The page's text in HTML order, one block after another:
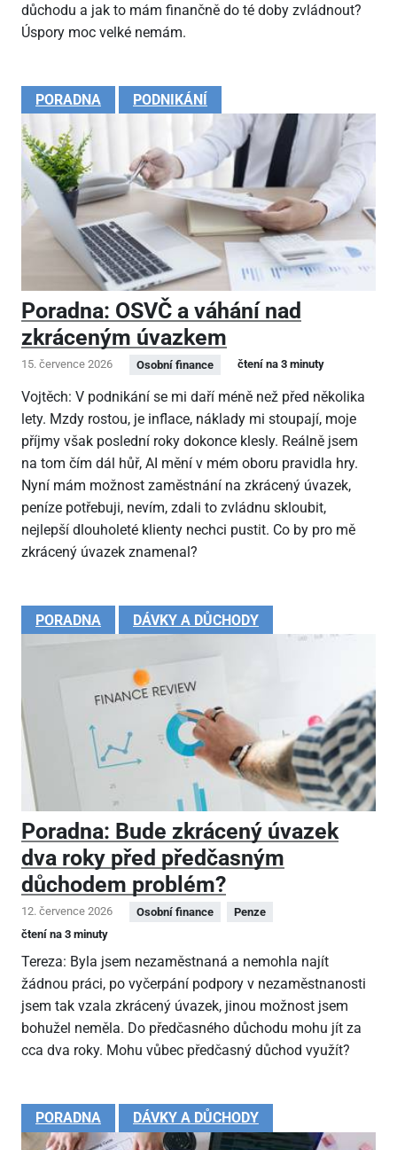
důchodu a jak to mám finančně do té doby zvládnout?
Úspory moc velké nemám.
PORADNA PODNIKÁNÍ
Poradna: OSVČ a váhání nad
zkráceným úvazkem
15. července 2026 Osobní finance čtení na 3 minuty
Vojtěch: V podnikání se mi daří méně než před několika
lety. Mzdy rostou, je inflace, náklady mi stoupají, moje
příjmy však poslední roky dokonce klesly. Reálně jsem
na tom čím dál hůř, AI mění v mém oboru pravidla hry.
Nyní mám možnost zaměstnání na zkrácený úvazek,
peníze potřebuji, nevím, zdali to zvládnu skloubit,
nejlepší dlouholeté klienty nechci pustit. Co by pro mě
zkrácený úvazek znamenal?
PORADNA DÁVKY A DŮCHODY
Poradna: Bude zkrácený úvazek
dva roky před předčasným
důchodem problém?
12. července 2026 Osobní finance
Penze
čtení na 3 minuty
Tereza: Byla jsem nezaměstnaná a nemohla najít
žádnou práci, po vyčerpání podpory v nezaměstnanosti
jsem tak vzala zkrácený úvazek, jinou možnost jsem
bohužel neměla. Do předčasného důchodu mohu jít za
cca dva roky. Mohu vůbec předčasný důchod využít?
PORADNA DÁVKY A DŮCHODY